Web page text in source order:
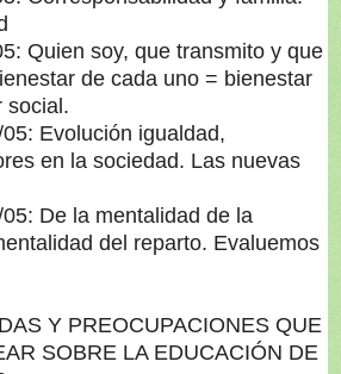
Quien soy, que transmito y que
de cada uno = bienestar
social.
Evolución igualdad,
en la sociedad. Las nuevas
De la mentalidad de la
del reparto. Evaluemos
Y PREOCUPACIONES QUE
SOBRE LA EDUCACIÓN DE